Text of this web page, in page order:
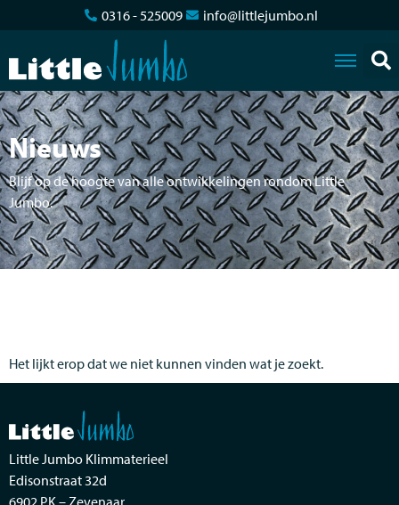
0316 - 525009 info@littlejumbo.nl
Nieuws
Blijf op de hoogte van alle ontwikkelingen rondom Little
Jumbo.
Het lijkt erop dat we niet kunnen vinden wat je zoekt.
Little Jumbo Klimmaterieel
Edisonstraat 32d
6902 PK – Zevenaar